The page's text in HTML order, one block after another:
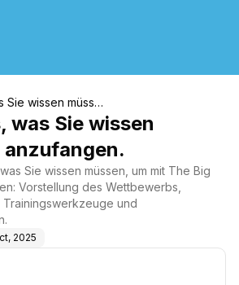
Sie wissen müsse
was Sie wissen
anzufangen.
Sie wissen müssen, um mit The Big
Vorstellung des Wettbewerbs,
und
2025